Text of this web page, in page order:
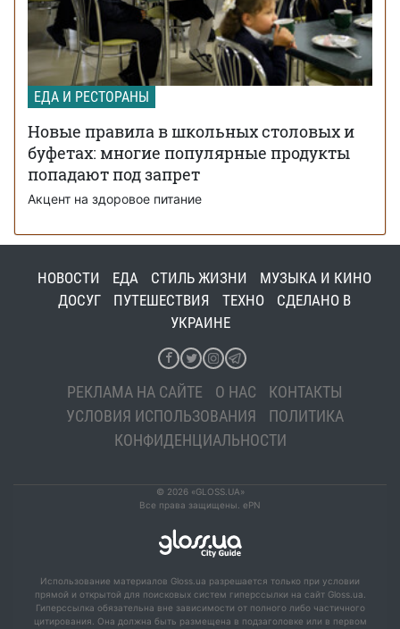
ЕДА И РЕСТОРАНЫ
Новые правила в школьных столовых и
буфетах: многие популярные продукты
попадают под запрет
Акцент на здоровое питание
НОВОСТИ ЕДА СТИЛЬ ЖИЗНИ
МУЗЫКА И КИНО
ДОСУГ
ПУТЕШЕСТВИЯ ТЕХНО
СДЕЛАНО В
УКРАИНЕ
РЕКЛАМА НА САЙТЕ О НАС
КОНТАКТЫ
УСЛОВИЯ ИСПОЛЬЗОВАНИЯ
ПОЛИТИКА
КОНФИДЕНЦИАЛЬНОСТИ
© 2026 «GLOSS.UA»
Все права защищены. ePN
Использование материалов Gloss.ua разрешается только при условии
прямой и открытой для поисковых систем гиперссылки на сайт Gloss.ua.
Гиперссылка обязательна вне зависимости от полного либо частичного
цитирования. Она должна быть размещена в подзаголовке или в первом